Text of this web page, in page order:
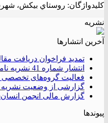
کليدواژگان: روستاي بيكش،
نشریه
آخرین انتشار‌ها
تمدید فراخوان دریافت
انتشار شماره 41 نشریه نامه انسان‌شناسی
فعالیت گروه‌های تخصصی
گزارشی از وضعیت نشریه
گزارش مالی انجمن
پیوندها